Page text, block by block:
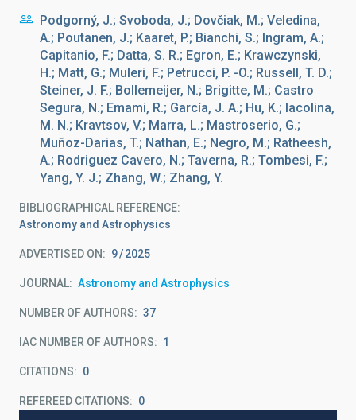
Podgorný, J.; Svoboda, J.; Dovčiak, M.; Veledina,
A.; Poutanen, J.; Kaaret, P.; Bianchi, S.; Ingram, A.;
Capitanio, F.; Datta, S. R.; Egron, E.; Krawczynski,
H.; Matt, G.; Muleri, F.; Petrucci, P. -O.; Russell, T. D.;
Steiner, J. F.; Bollemeijer, N.; Brigitte, M.; Castro
Segura, N.; Emami, R.; García, J. A.; Hu, K.; Iacolina,
M. N.; Kravtsov, V.; Marra, L.; Mastroserio, G.;
Muñoz-Darias, T.; Nathan, E.; Negro, M.; Ratheesh,
A.; Rodriguez Cavero, N.; Taverna, R.; Tombesi, F.;
Yang, Y. J.; Zhang, W.; Zhang, Y.
BIBLIOGRAPHICAL REFERENCE
Astronomy and Astrophysics
ADVERTISED ON: 9 2025
JOURNAL Astronomy and Astrophysics
NUMBER OF AUTHORS 37
IAC NUMBER OF AUTHORS 1
CITATIONS 0
REFEREED CITATIONS 0